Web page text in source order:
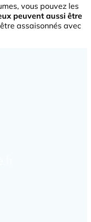
vous pouvez les
peuvent aussi être
assaisonnés avec